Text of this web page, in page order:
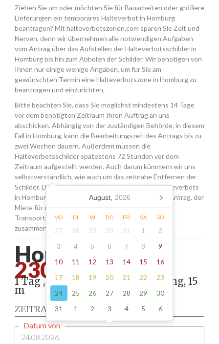
Ziehen Sie um oder möchten Sie für Bauarbeiten oder größere
Lieferungen ein temporäres Halteverbot in Homburg
beantragen? Mit halteverbotszonen.com sparen Sie Zeit und
Nerven, denn wir übernehmen alle notwendigen Aufgaben
vom Antrag über das Aufstellen der Halteverbotsschilder in
Homburg bis hin zum Abholen der Schilder. Wir benötigen von
Ihnen nur einige wenige Angaben, um für Sie am
gewünschten Termin eine Halteverbotszone in Homburg zu
beantragen und einzurichten.
Bitte beachten Sie, dass Sie möglichst mindestens 14 Tage
vor dem benötigten Zeitraum Ihren Auftrag an uns
abschicken. Abhängig von der zuständigen Behörde, in diesem
Fall in Homburg, kann die Bearbeitungszeit des Antrags bis zu
zwei Wochen dauern. Außerdem müssen die
Halteverbotsschilder spätestens 72 Stunden vor dem
Zeitraum aufgestellt werden. Auch darum kümmern wir uns
selbstverständlich, wie auch um das zeitnahe Entfernen der
Schilder. Die Kosten für die Beantragung eines Halteverbots
in Homburg setzen sich aus den Gebühren für den Antrag, der
Miete für die Schilder sowie einer Pauschale für den
Transport, das Aufstellen und Abholen der Schilder
zusammen.
Homburg -
230.00
1 Tag , Stellung gemäß Anordnung, 15
m
ZEITRAUM
Datum von
August, 2026
MO DI MI DO FR SA SO
27 28 29 30 31 1
2
3
4 5 6 7 8
9
10
11 12 13 14 15
16
17
18 19 20 21 22
23
24
25 26 27 28 29
30
31
1 2 3 4 5 6